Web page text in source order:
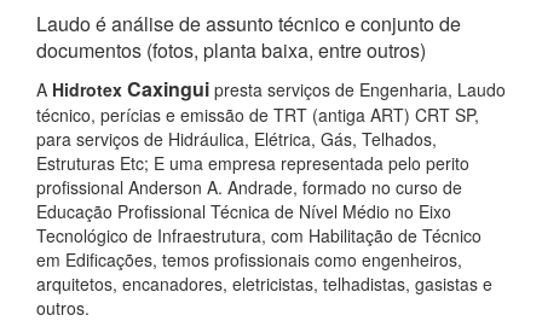
Laudo é análise de assunto técnico e conjunto de
documentos (fotos, planta baixa, entre outros)
A Hidrotex Caxingui presta serviços de Engenharia, Laudo
técnico, perícias e emissão de TRT (antiga ART) CRT SP,
para serviços de Hidráulica, Elétrica, Gás, Telhados,
Estruturas Etc; E uma empresa representada pelo perito
profissional Anderson A. Andrade, formado no curso de
Educação Profissional Técnica de Nível Médio no Eixo
Tecnológico de Infraestrutura, com Habilitação de Técnico
em Edificações, temos profissionais como engenheiros,
arquitetos, encanadores, eletricistas, telhadistas, gasistas e
outros.